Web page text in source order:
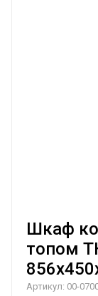
Шкаф
топом
Артикул: 00-